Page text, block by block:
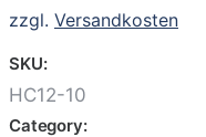
zzgl. Versandkosten
SKU:
HC12-10
Category: